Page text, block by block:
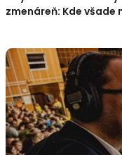
zmenáreň: Kde